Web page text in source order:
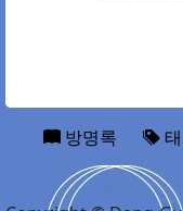
방명록